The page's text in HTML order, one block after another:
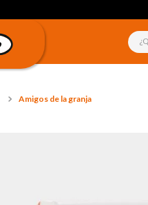
Amigos de la granja